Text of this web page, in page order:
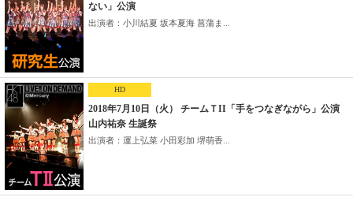
ない」公演
出演者：小川結夏 坂本夏海 菖蒲ま...
HD
2018年7月10日（火） チームＴII「手をつなぎながら」公演
山内祐奈 生誕祭
出演者：運上弘菜 小田彩加 堺萌香...